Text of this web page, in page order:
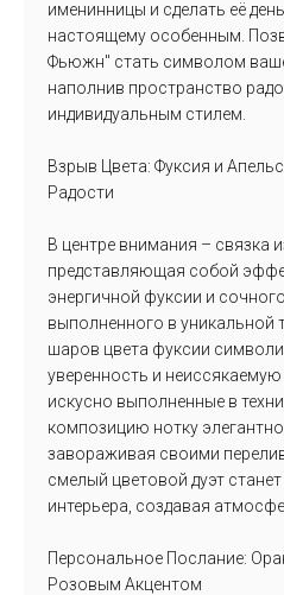
именинницы и сделать её
настоящему особенным.
Фьюжн" стать символом
наполнив пространство
индивидуальным стилем.
Взрыв Цвета: Фуксия и
Радости
В центре внимания – связка
представляющая собой
энергичной фуксии и
выполненного в уникальной
шаров цвета фуксии
уверенность и
искусно выполненные в
композицию нотку
завораживая своими
смелый цветовой дуэт
интерьера, создавая
Персональное Послание:
Розовым Акцентом